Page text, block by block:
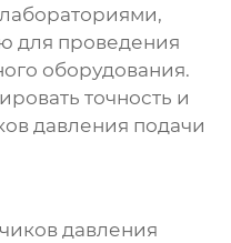
для проведения
оборудования.
точность и
давления подачи
давления